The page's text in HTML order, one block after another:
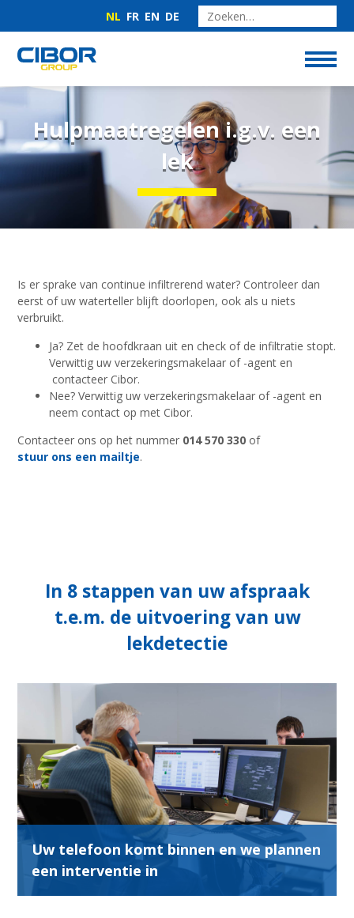
NL FR EN DE
Hulpmaatregelen i.g.v. een
lek
Is er sprake van continue infiltrerend water? Controleer dan
eerst of uw waterteller blijft doorlopen, ook als u niets
verbruikt.
Ja? Zet de hoofdkraan uit en check of de infiltratie stopt.
Verwittig uw verzekeringsmakelaar of -agent en
contacteer Cibor.
Nee? Verwittig uw verzekeringsmakelaar of -agent en
neem contact op met Cibor.
Contacteer ons op het nummer 014 570 330 of
stuur ons een mailtje.
In 8 stappen van uw afspraak
t.e.m. de uitvoering van uw
lekdetectie
Uw telefoon komt binnen en we plannen
een interventie in